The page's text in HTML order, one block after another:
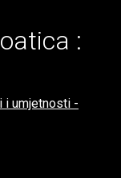
:
i umjetnosti -